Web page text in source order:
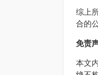
综上
合的
免责
本文